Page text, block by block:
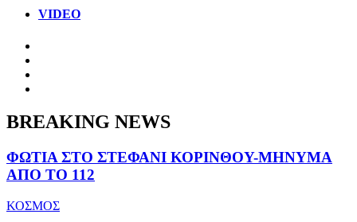
VIDEO
BREAKING NEWS
ΦΩΤΙΑ ΣΤΟ ΣΤΕΦΑΝΙ ΚΟΡΙΝΘΟΥ-ΜΗΝΥΜΑ
ΑΠΟ ΤΟ 112
ΚΟΣΜΟΣ